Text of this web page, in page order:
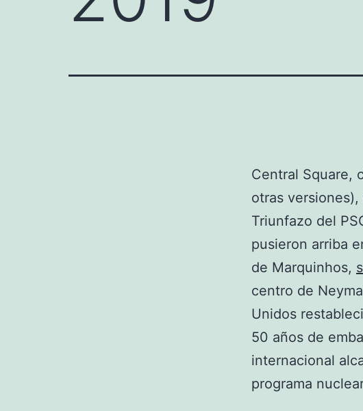
Central Square,
otras
Triunfazo del
pusieron arriba
de Marquinhos,
centro de
Unidos
50 años de
internacional
programa